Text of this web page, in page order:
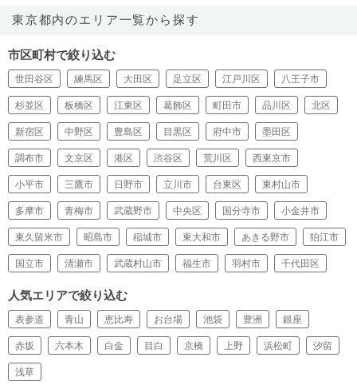
東京都内のエリア一覧から探す
市区町村で絞り込む
世田谷区 練馬区 大田区 足立区 江戸川区 八王子市
杉並区 板橋区 江東区 葛飾区 町田市 品川区 北区
新宿区 中野区 豊島区 目黒区 府中市 墨田区
調布市 文京区 港区 渋谷区 荒川区 西東京市
小平市 三鷹市 日野市 立川市 台東区 東村山市
多摩市 青梅市 武蔵野市 中央区 国分寺市 小金井市
東久留米市 昭島市 稲城市 東大和市 あきる野市 狛江市
国立市 清瀬市 武蔵村山市 福生市 羽村市 千代田区
人気エリアで絞り込む
表参道 青山 恵比寿 お台場 池袋 豊洲 銀座
赤坂 六本木 白金 目白 京橋 上野 浜松町 汐留
浅草